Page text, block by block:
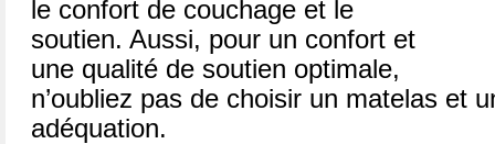
le confort de couchage et le
soutien. Aussi, pour un confort et
une qualité de soutien optimale,
n’oubliez pas de choisir un matelas et
adéquation.